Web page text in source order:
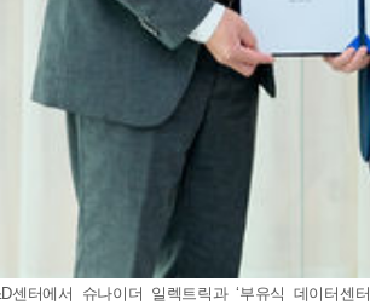
센터에서 슈나이더 일렉트릭과 ‘부유식 데이터